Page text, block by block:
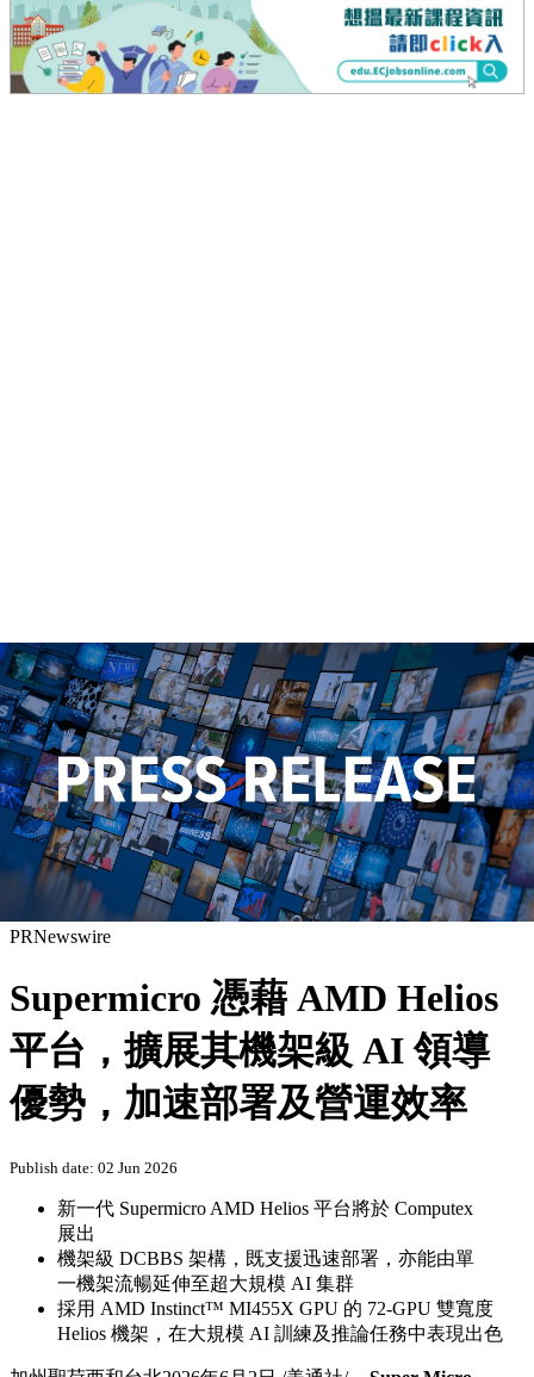
PRNewswire
Supermicro 憑藉 AMD Helios
平台，擴展其機架級 AI 領導
優勢，加速部署及營運效率
Publish date: 02 Jun 2026
新一代 Supermicro AMD Helios 平台將於 Computex
展出
機架級 DCBBS 架構，既支援迅速部署，亦能由單
一機架流暢延伸至超大規模 AI 集群
採用 AMD Instinct™ MI455X GPU 的 72-GPU 雙寬度
Helios 機架，在大規模 AI 訓練及推論任務中表現出色